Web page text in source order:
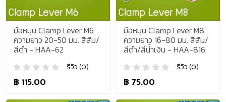
มือหมุน Clamp Lever M6
ความยาว 20-50 มม. สีส้ม/
สีดำ - HAA-62
รีวิว (0)
฿ 115.00
มือหมุน Clamp Lever M8
ความยาว 16-80 มม. สีส้ม/
สีดำ/สีน้ำเงิน - HAA-816
รีวิว (0)
฿ 75.00